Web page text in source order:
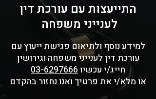
התייעצות עם עורכת דין
לענייני משפחה
למידע נוסף ולתיאום פגישת ייעוץ עם
עורכת דין לענייני משפחה וגירושין
חייג/י עכשיו03-6297666
או מלא/י את פרטיך ואנו נחזור בהקדם